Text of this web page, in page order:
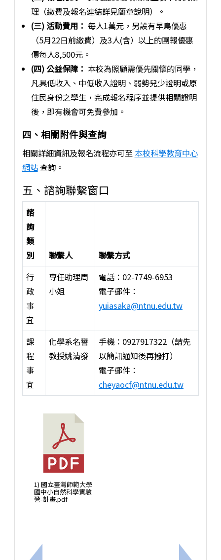
理（繳費及報名連結詳見簡章說明）。
(三) 活動費用： 每人1萬元，另設有早鳥優惠
（5月22日前繳費）及3人(含）以上的團報優惠
價每人8,500元。
(四) 公益保障： 本校為照顧需優先關懷的同學，
凡具低收入、中低收入證明、弱勢兒少證明或原
住民身份之學生，完成報名程序並提供相關證明
後，即有機會可免費參加。
四、相關附件與查詢
相關詳細資訊及報名流程亦可至 本校科學教育中心
網站查詢。
五、諮詢聯繫窗口
諮
詢
類
別
聯繫人
聯繫方式
行
政
事
宜
專任助理周
小姐
電話：02-7749-6953
電子郵件：
yuiasaka@ntnu.edu.tw
課
程
事
宜
化學系名譽
教授姚清發
手機：0927917322（請先
以簡訊通知後再撥打）
電子郵件：
cheyaocf@ntnu.edu.tw
1) 國立臺灣師範大學
國中小自然科學實驗
營-計畫.pdf